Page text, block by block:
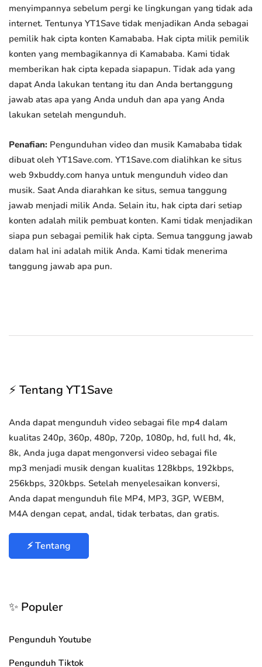
menyimpannya sebelum pergi ke lingkungan yang tidak ada
internet. Tentunya YT1Save tidak menjadikan Anda sebagai
pemilik hak cipta konten Kamababa. Hak cipta milik pemilik
konten yang membagikannya di Kamababa. Kami tidak
memberikan hak cipta kepada siapapun. Tidak ada yang
dapat Anda lakukan tentang itu dan Anda bertanggung
jawab atas apa yang Anda unduh dan apa yang Anda
lakukan setelah mengunduh.
Penafian: Pengunduhan video dan musik Kamababa tidak
dibuat oleh YT1Save.com. YT1Save.com dialihkan ke situs
web 9xbuddy.com hanya untuk mengunduh video dan
musik. Saat Anda diarahkan ke situs, semua tanggung
jawab menjadi milik Anda. Selain itu, hak cipta dari setiap
konten adalah milik pembuat konten. Kami tidak menjadikan
siapa pun sebagai pemilik hak cipta. Semua tanggung jawab
dalam hal ini adalah milik Anda. Kami tidak menerima
tanggung jawab apa pun.
⚡ Tentang YT1Save
Anda dapat mengunduh video sebagai file mp4 dalam
kualitas 240p, 360p, 480p, 720p, 1080p, hd, full hd, 4k,
8k, Anda juga dapat mengonversi video sebagai file
mp3 menjadi musik dengan kualitas 128kbps, 192kbps,
256kbps, 320kbps. Setelah menyelesaikan konversi,
Anda dapat mengunduh file MP4, MP3, 3GP, WEBM,
M4A dengan cepat, andal, tidak terbatas, dan gratis.
⚡ Tentang
✨ Populer
Pengunduh Youtube
Pengunduh Tiktok